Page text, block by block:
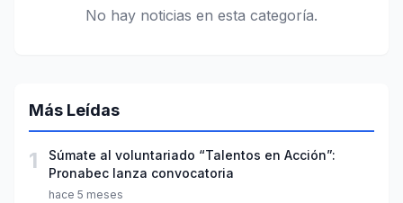
No hay noticias en esta categoría.
Más Leídas
1
Súmate al voluntariado “Talentos en Acción”:
Pronabec lanza convocatoria
hace 5 meses